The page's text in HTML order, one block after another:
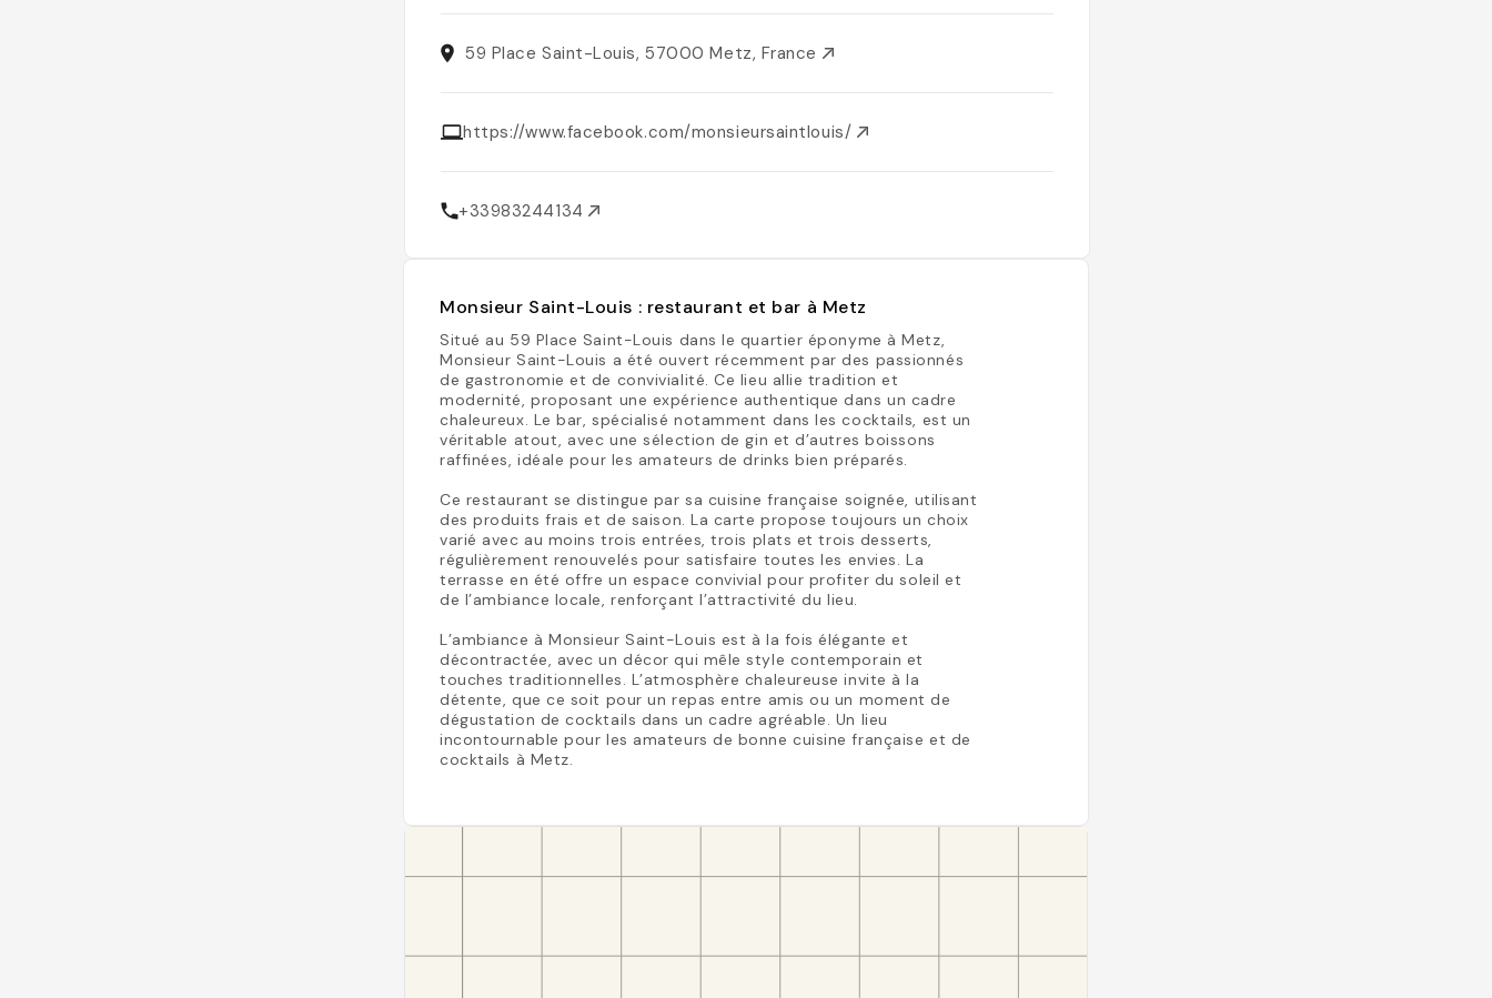
59 Place Saint-Louis, 57000 Metz, France
https://www.facebook.com/monsieursaintlouis/
+33983244134
Monsieur Saint-Louis : restaurant et bar à Metz
Situé au 59 Place Saint-Louis dans le quartier éponyme à Metz,
Monsieur Saint-Louis a été ouvert récemment par des passionnés
de gastronomie et de convivialité. Ce lieu allie tradition et
modernité, proposant une expérience authentique dans un cadre
chaleureux. Le bar, spécialisé notamment dans les cocktails, est un
véritable atout, avec une sélection de gin et d’autres boissons
raffinées, idéale pour les amateurs de drinks bien préparés.
Ce restaurant se distingue par sa cuisine française soignée, utilisant
des produits frais et de saison. La carte propose toujours un choix
varié avec au moins trois entrées, trois plats et trois desserts,
régulièrement renouvelés pour satisfaire toutes les envies. La
terrasse en été offre un espace convivial pour profiter du soleil et
de l’ambiance locale, renforçant l’attractivité du lieu.
L’ambiance à Monsieur Saint-Louis est à la fois élégante et
décontractée, avec un décor qui mêle style contemporain et
touches traditionnelles. L’atmosphère chaleureuse invite à la
détente, que ce soit pour un repas entre amis ou un moment de
dégustation de cocktails dans un cadre agréable. Un lieu
incontournable pour les amateurs de bonne cuisine française et de
cocktails à Metz.